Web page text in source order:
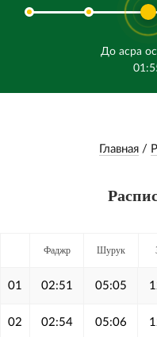
До асра
Главная/
Фаджр Шурук
01 02:51 05:05
02 02:54 05:06